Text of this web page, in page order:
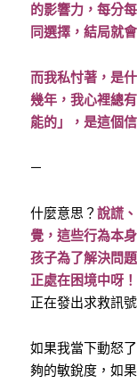
的影響力，每分
同選擇，結局就
而我私忖著，是
幾年，我心裡總
能的」，是這個
—
什麼意思？ 說謊
覺，這些行為本
孩子為了解決問
正處在困境中呀！
正在發出求救訊
如果我當下動怒
夠的敏銳度，如